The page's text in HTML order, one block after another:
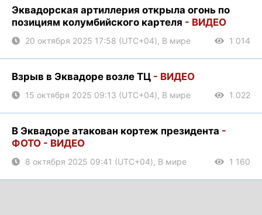
Эквадорская артиллерия открыла огонь по
позициям колумбийского картеля - ВИДЕО
20 октября 2025 17:58 (UTC+04), В мире 1 014
Взрыв в Эквадоре возле ТЦ - ВИДЕО
15 октября 2025 09:13 (UTC+04), В мире 1 022
В Эквадоре атакован кортеж президента -
ФОТО - ВИДЕО
8 октября 2025 09:41 (UTC+04), В мире 1 160